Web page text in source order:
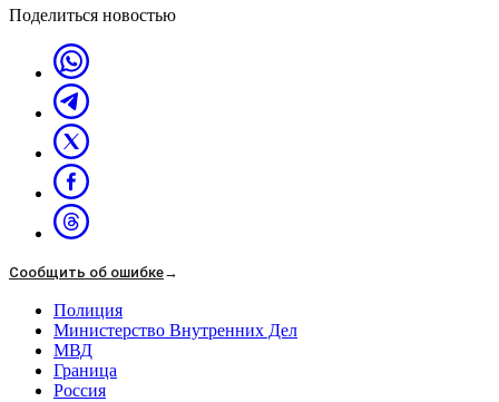
Поделиться новостью
Сообщить об ошибке→
Полиция
Министерство Внутренних Дел
МВД
Граница
Россия